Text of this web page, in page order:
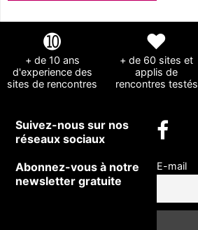
➓
+ de 10 ans
d'experience des
sites de rencontres
❤
+ de 60 sites et
applis de
rencontres testés
Suivez-nous sur nos
réseaux sociaux
Abonnez-vous à notre
newsletter gratuite
E-mail